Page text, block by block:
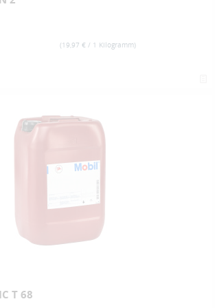
(19,97 € / 1 Kilogramm)
T 68